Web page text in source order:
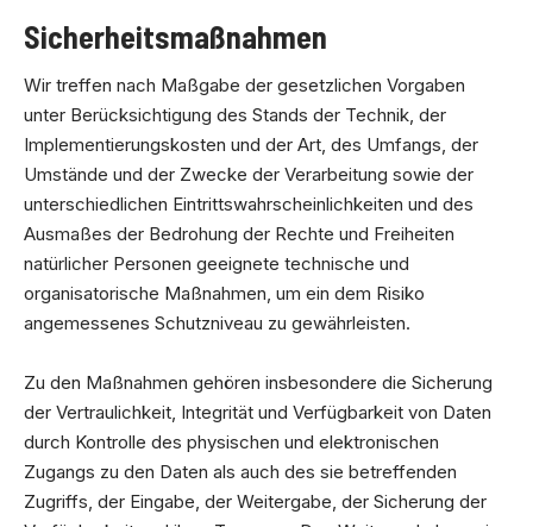
Sicherheitsmaßnahmen
Wir treffen nach Maßgabe der gesetzlichen Vorgaben
unter Berücksichtigung des Stands der Technik, der
Implementierungskosten und der Art, des Umfangs, der
Umstände und der Zwecke der Verarbeitung sowie der
unterschiedlichen Eintrittswahrscheinlichkeiten und des
Ausmaßes der Bedrohung der Rechte und Freiheiten
natürlicher Personen geeignete technische und
organisatorische Maßnahmen, um ein dem Risiko
angemessenes Schutzniveau zu gewährleisten.
Zu den Maßnahmen gehören insbesondere die Sicherung
der Vertraulichkeit, Integrität und Verfügbarkeit von Daten
durch Kontrolle des physischen und elektronischen
Zugangs zu den Daten als auch des sie betreffenden
Zugriffs, der Eingabe, der Weitergabe, der Sicherung der